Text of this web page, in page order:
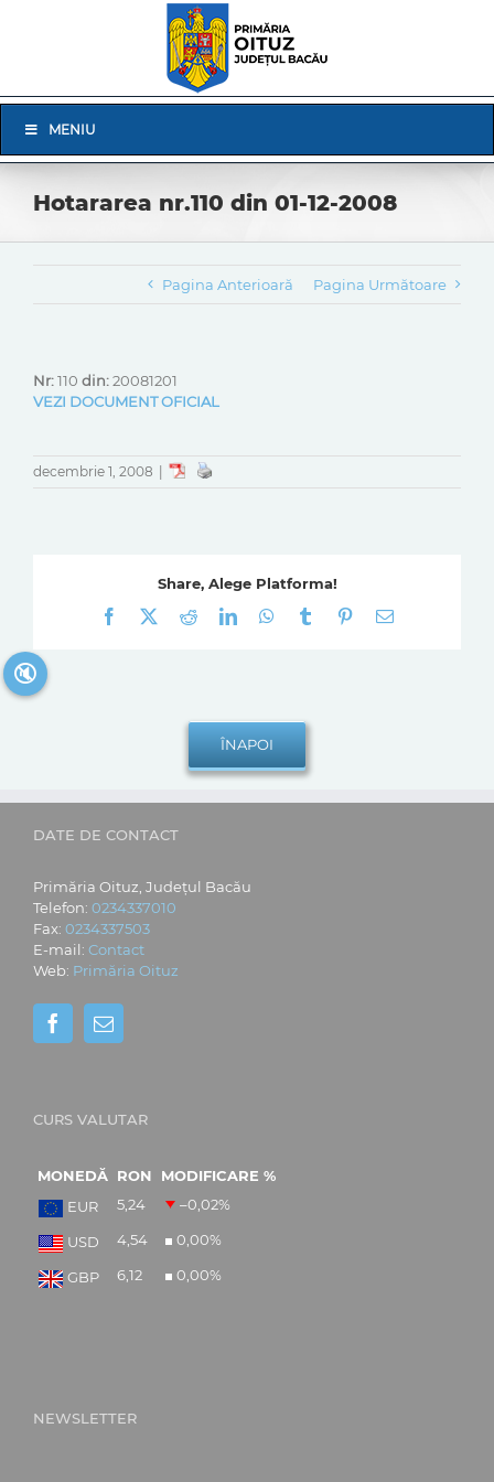
Navigation
MENIU
Hotararea nr.110 din 01-12-2008
Pagina Anterioară Pagina Următoare
Nr:110 din:20081201
VEZI DOCUMENT OFICIAL
decembrie 1, 2008
Share, Alege Platforma!
Facebook
RedditLinkedInWhatsApp
Tumblr Pinterest
E-
DATE DE CONTACT
Primăria Oituz, Județul Bacău
Telefon: 0234337010
Fax: 0234337503
E-mail: Contact
Web: Primăria Oituz
CURS VALUTAR
MONEDĂ RON
MODIFICARE %
EUR
5,24 –0,02%
USD 4,54 0,00%
GBP 6,12 0,00%
NEWSLETTER
🔇